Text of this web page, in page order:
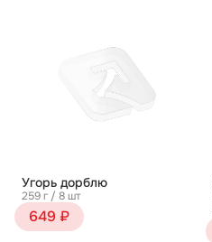
Угорь дорблю
259 г / 8 шт
649 ₽